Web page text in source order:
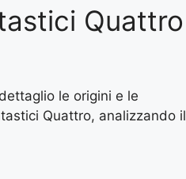
Quattro
le origini e le
Quattro, analizzando il